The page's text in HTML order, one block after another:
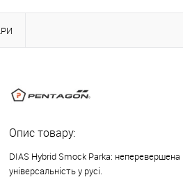
Опис товару:
DIAS Hybrid Smock Parka: неперевершена
універсальність у русі.